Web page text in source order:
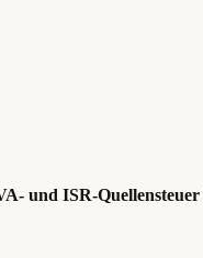
und ISR-Quellensteuer